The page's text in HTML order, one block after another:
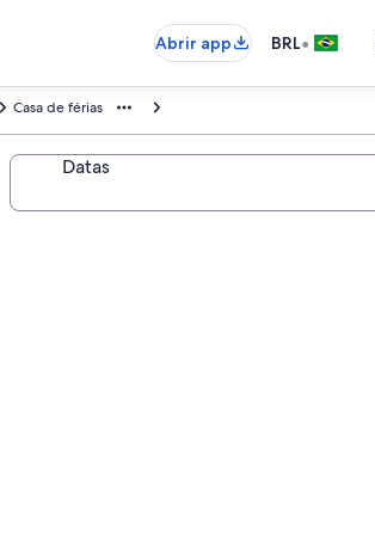
Abrir app
BRL•
Casa de férias
Datas